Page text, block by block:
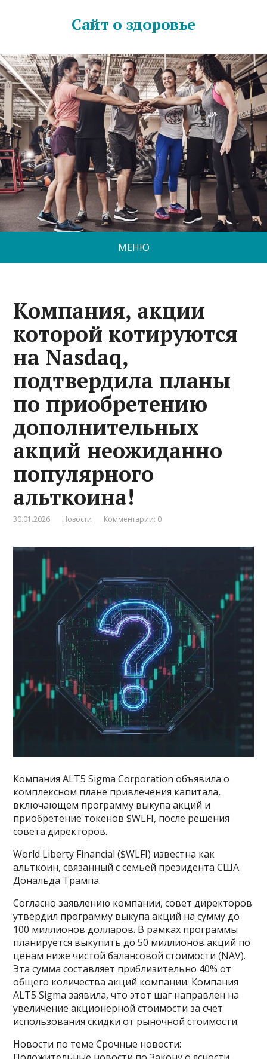
Сайт о здоровье
МЕНЮ
Компания, акции
которой котируются
на Nasdaq,
подтвердила планы
по приобретению
дополнительных
акций неожиданно
популярного
альткоина!
30.01.2026 Новости Комментарии: 0
Компания ALT5 Sigma Corporation объявила о
комплексном плане привлечения капитала,
включающем программу выкупа акций и
приобретение токенов $WLFI, после решения
совета директоров.
World Liberty Financial ($WLFI) известна как
альткоин, связанный с семьей президента США
Дональда Трампа.
Согласно заявлению компании, совет директоров
утвердил программу выкупа акций на сумму до
100 миллионов долларов. В рамках программы
планируется выкупить до 50 миллионов акций по
ценам ниже чистой балансовой стоимости (NAV).
Эта сумма составляет приблизительно 40% от
общего количества акций компании. Компания
ALT5 Sigma заявила, что этот шаг направлен на
увеличение акционерной стоимости за счет
использования скидки от рыночной стоимости.
Новости по теме Срочные новости: